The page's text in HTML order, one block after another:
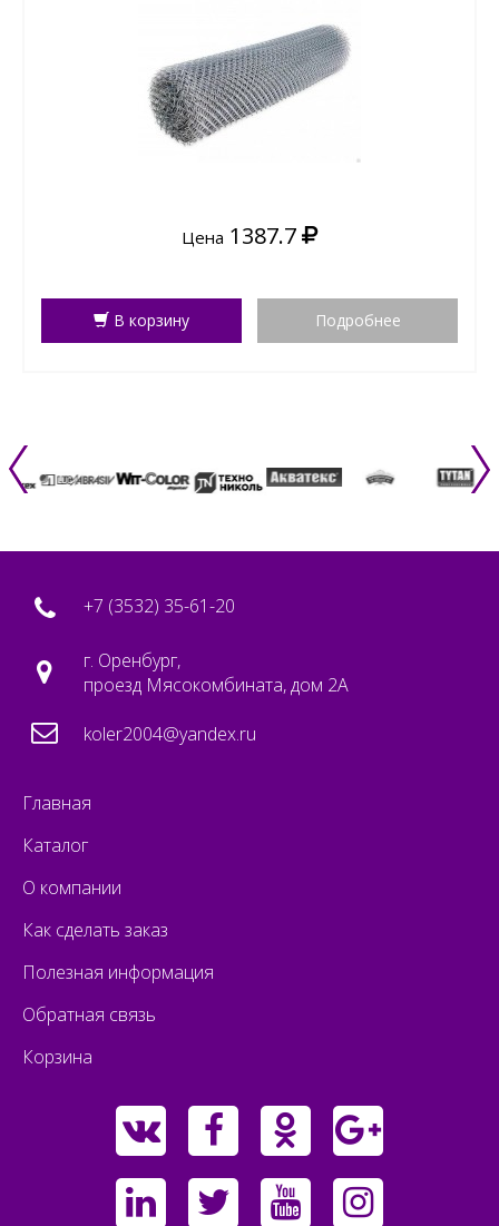
Цена 1387.7
В корзину Подробнее
+7 (3532) 35-61-20
г. Оренбург,
проезд Мясокомбината, дом 2А
koler2004@yandex.ru
Главная
Каталог
О компании
Как сделать заказ
Полезная информация
Обратная связь
Корзина